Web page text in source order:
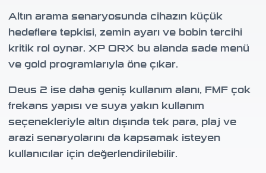
Altın arama senaryosunda cihazın küçük
hedeflere tepkisi, zemin ayarı ve bobin tercihi
kritik rol oynar. XP ORX bu alanda sade menü
ve gold programlarıyla öne çıkar.
Deus 2 ise daha geniş kullanım alanı, FMF çok
frekans yapısı ve suya yakın kullanım
seçenekleriyle altın dışında tek para, plaj ve
arazi senaryolarını da kapsamak isteyen
kullanıcılar için değerlendirilebilir.